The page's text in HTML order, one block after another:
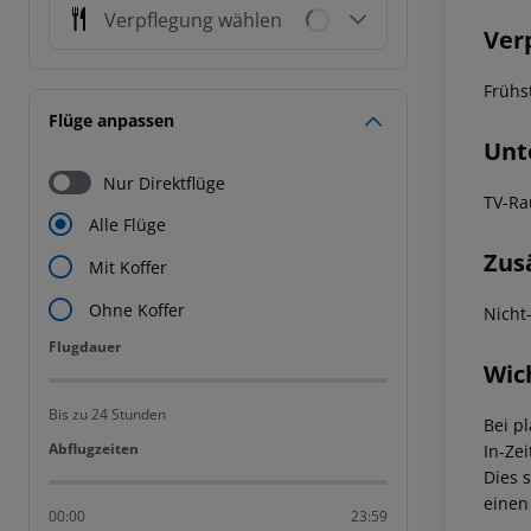
Verpflegung wählen
Flüge anpassen
Nur Direktflüge
Alle Flüge
Mit Koffer
Ohne Koffer
Flugdauer
Flugdauer
Bis zu 24 Stunden
Abflugzeiten
Abflugzeiten
00:00 23:59
TV-
Bei
In-
Dies